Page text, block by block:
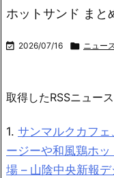
ホットサンド ま
 2026/07/16  ニュー
取得したRSSニュー
1. サンマルクカフ
ージーや和風鶏ホ
場 – 山陰中央新報